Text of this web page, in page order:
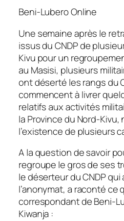
Beni-Lubero Online
Une semaine après le
issus du CNDP de
Kivu pour un
au Masisi, plusieurs
ont déserté les rangs du
commencent à livrer
relatifs aux activités
la Province du Nord-
l’existence de plusieurs
A la question de savoir
regroupe le gros de ses
le déserteur du CNDP qui
l’anonymat, a raconté ce
correspondant de Beni-
Kiwanja :